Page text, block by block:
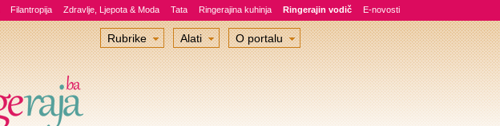
Filantropija Zdravlje, Ljepota & Moda Tata Ringerajina kuhinja Ringerajin vodič E-novosti
Rubrike Alati O portalu